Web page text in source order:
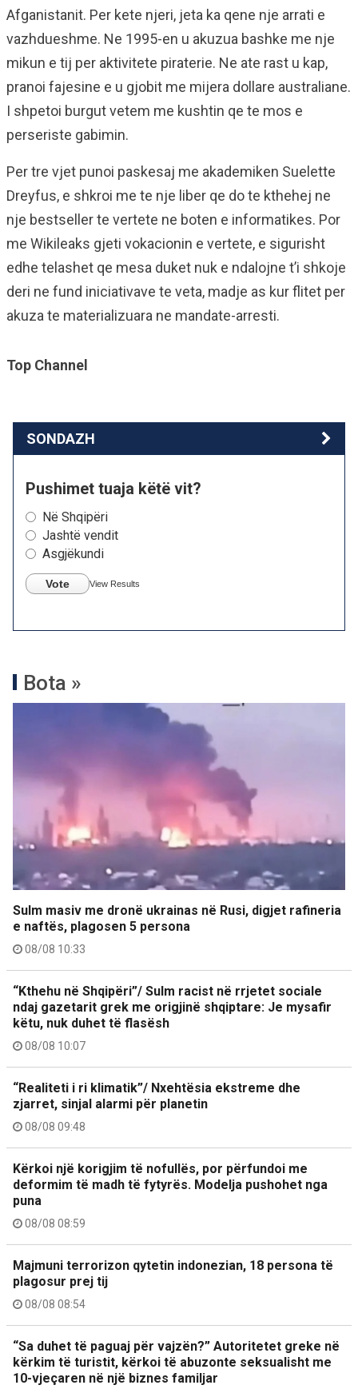
Afganistanit. Per kete njeri, jeta ka qene nje arrati e
vazhdueshme. Ne 1995-en u akuzua bashke me nje
mikun e tij per aktivitete piraterie. Ne ate rast u kap,
pranoi fajesine e u gjobit me mijera dollare australiane.
I shpetoi burgut vetem me kushtin qe te mos e
perseriste gabimin.
Per tre vjet punoi paskesaj me akademiken Suelette
Dreyfus, e shkroi me te nje liber qe do te kthehej ne
nje bestseller te vertete ne boten e informatikes. Por
me Wikileaks gjeti vokacionin e vertete, e sigurisht
edhe telashet qe mesa duket nuk e ndalojne t’i shkoje
deri ne fund iniciativave te veta, madje as kur flitet per
akuza te materializuara ne mandate-arresti.
Top Channel
SONDAZH
Pushimet tuaja këtë vit?
Në Shqipëri
Jashtë vendit
Asgjëkundi
Vote View Results
Bota »
Sulm masiv me dronë ukrainas në Rusi, digjet rafineria
e naftës, plagosen 5 persona
08/08 10:33
“Kthehu në Shqipëri”/ Sulm racist në rrjetet sociale
ndaj gazetarit grek me origjinë shqiptare: Je mysafir
këtu, nuk duhet të flasësh
08/08 10:07
“Realiteti i ri klimatik”/ Nxehtësia ekstreme dhe
zjarret, sinjal alarmi për planetin
08/08 09:48
Kërkoi një korigjim të nofullës, por përfundoi me
deformim të madh të fytyrës. Modelja pushohet nga
puna
08/08 08:59
Majmuni terrorizon qytetin indonezian, 18 persona të
plagosur prej tij
08/08 08:54
“Sa duhet të paguaj për vajzën?” Autoritetet greke në
kërkim të turistit, kërkoi të abuzonte seksualisht me
10-vjeçaren në një biznes familjar